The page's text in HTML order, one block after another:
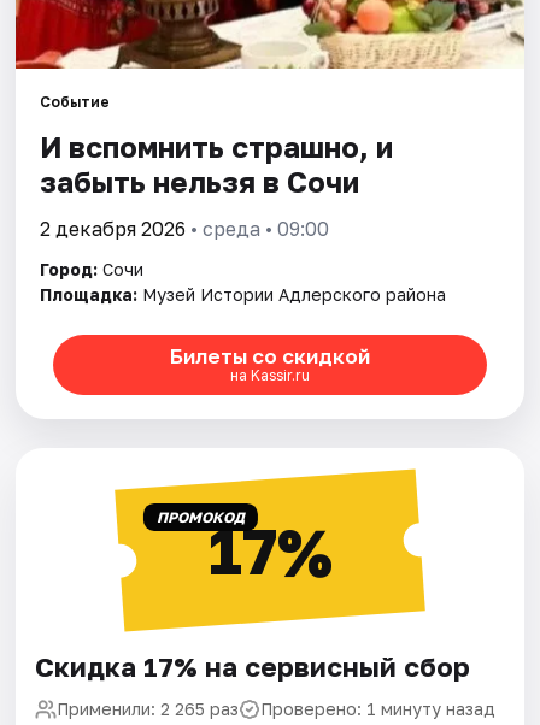
Событие
И вспомнить страшно, и
забыть нельзя в Сочи
2 декабря 2026 • среда • 09:00
Город: Сочи
Площадка: Музей Истории Адлерского района
Билеты со скидкой
на Kassir.ru
ПРОМОКОД17%
Скидка 17% на сервисный сбор
Применили: 2 265 раз Проверено: 1 минуту назад